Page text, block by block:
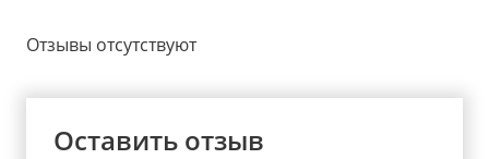
Отзывы отсутствуют
Оставить отзыв